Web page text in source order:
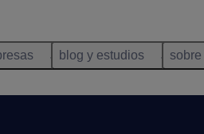
blog y estudios